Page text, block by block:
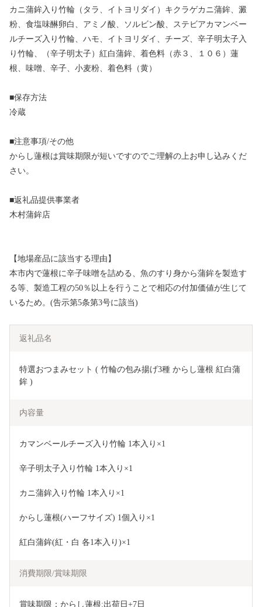
カニ蒲鉾入り竹輪（タラ、イトヨリダイ）キクラゲカニ蒲鉾、澱
粉、食塩味醂卵白、アミノ酸、ソルビン酸、ステビアカマンベー
ルチーズ入り竹輪、ハモ、イトヨリダイ、チーズ、辛子明太子入
り竹輪、（辛子明太子）紅白蒲鉾、着色料（赤３、１０６）蓮
根、味噌、辛子、小麦粉、着色料（黄）
■保存方法
冷蔵
■注意事項/その他
からし蓮根は賞味期限が短いですのでご理解の上お申し込みくだ
さい。
■返礼品提供事業者
木村蒲鉾店
【地場産品に該当する理由】
本市内で蓮根に辛子味噌を詰める、魚のすり身から蒲鉾を製造す
る等、製造工程の50％以上を行うことで相応の付加価値が生じて
いるため。(告示第5条第3号に該当)
返礼品名
特選おつまみセット ( 竹輪の包み揚げ3種 からし蓮根 紅白蒲
鉾 )
内容量
カマンベールチーズ入り竹輪 1本入り×1
辛子明太子入り竹輪 1本入り×1
カニ蒲鉾入り竹輪 1本入り×1
からし蓮根(ハーフサイズ) 1個入り×1
紅白蒲鉾(紅・白 各1本入り)×1
消費期限/賞味期限
賞味期限：からし蓮根:出荷日+7日